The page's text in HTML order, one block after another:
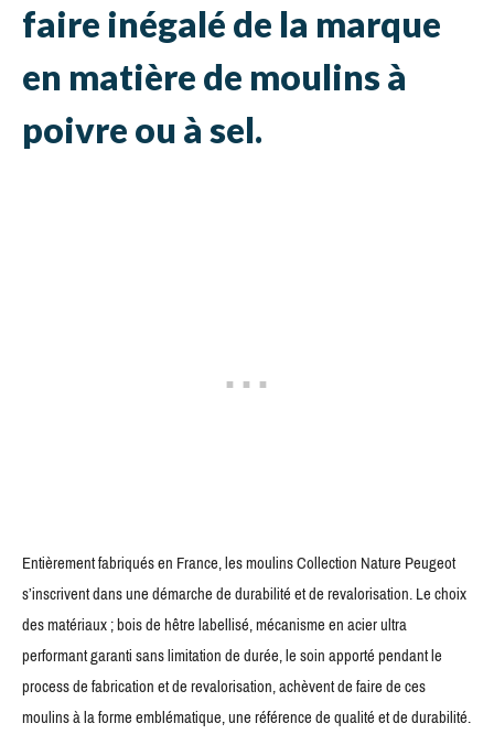
faire inégalé de la marque
en matière de moulins à
poivre ou à sel.
Entièrement fabriqués en France, les moulins Collection Nature Peugeot
s’inscrivent dans une démarche de durabilité et de revalorisation. Le choix
des matériaux ; bois de hêtre labellisé, mécanisme en acier ultra
performant garanti sans limitation de durée, le soin apporté pendant le
process de fabrication et de revalorisation, achèvent de faire de ces
moulins à la forme emblématique, une référence de qualité et de durabilité.